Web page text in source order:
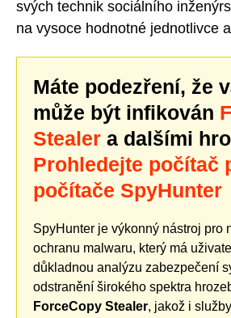
svých technik sociálního
na vysoce hodnotné jednotlivce
Máte podezření, že
může být infikován
Stealer a dalšími
Prohledejte počítač
počítače SpyHunter
SpyHunter je výkonný nástroj pro
ochranu malwaru, který má
důkladnou analýzu zabezpečení
odstranění širokého spektra
ForceCopy Stealer, jakož i